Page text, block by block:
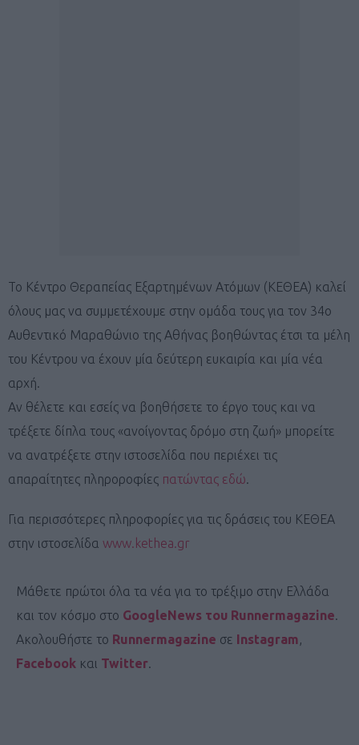
To Κέντρο Θεραπείας Εξαρτημένων Ατόμων (ΚΕΘΕΑ) καλεί
όλους μας να συμμετέχουμε στην ομάδα τους για τον 34ο
Αυθεντικό Μαραθώνιο της Αθήνας βοηθώντας έτσι τα μέλη
του Κέντρου να έχουν μία δεύτερη ευκαιρία και μία νέα
αρχή.
Αν θέλετε και εσείς να βοηθήσετε το έργο τους και να
τρέξετε δίπλα τους «ανοίγοντας δρόμο στη ζωή» μπορείτε
να ανατρέξετε στην ιστοσελίδα που περιέχει τις
απαραίτητες πληροροφίες πατώντας εδώ.
Για περισσότερες πληροφορίες για τις δράσεις του ΚΕΘΕΑ
στην ιστοσελίδα www.kethea.gr
Μάθετε πρώτοι όλα τα νέα για το τρέξιμο στην Ελλάδα
και τον κόσμο στο GoogleNews του Runnermagazine.
Ακολουθήστε το Runnermagazine σε Instagram,
Facebook και Twitter.